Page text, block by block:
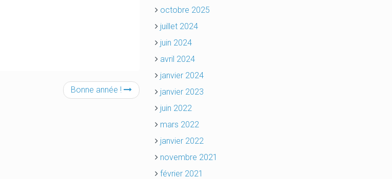
Bonne année !
octobre 2025
juillet 2024
juin 2024
avril 2024
janvier 2024
janvier 2023
juin 2022
mars 2022
janvier 2022
novembre 2021
février 2021